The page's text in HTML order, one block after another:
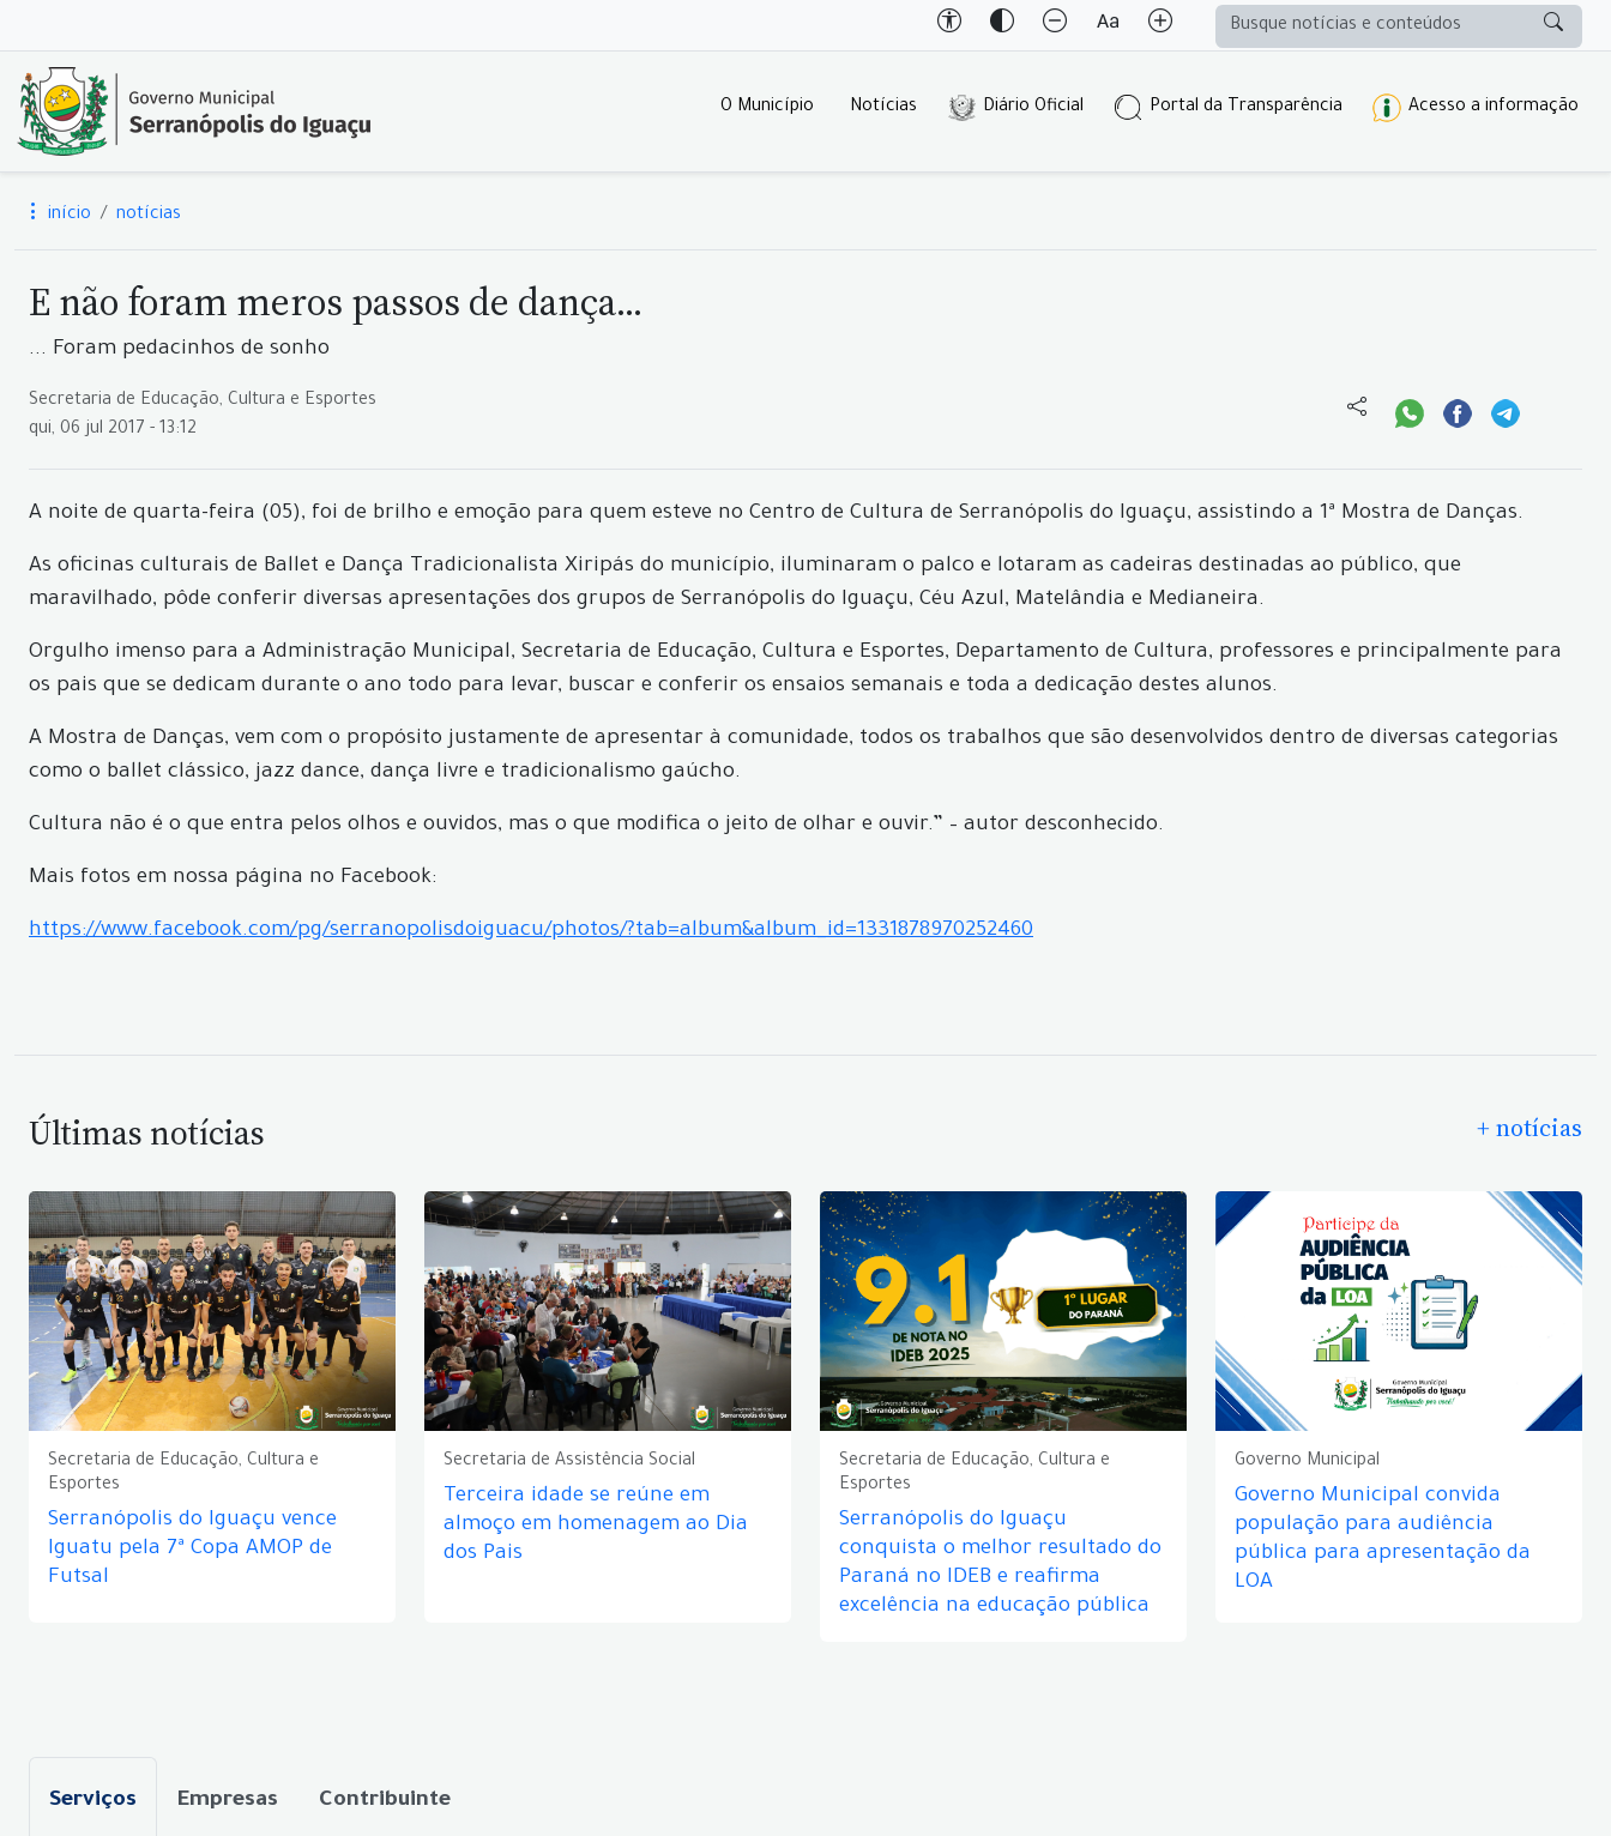
O Município Notícias Diário Oficial Portal da Transparência Acesso a informação
início notícias
E não foram meros passos de dança...
... Foram pedacinhos de sonho
Secretaria de Educação, Cultura e Esportes
qui, 06 jul 2017 - 13:12
A noite de quarta-feira (05), foi de brilho e emoção para quem esteve no Centro de Cultura de Serranópolis do Iguaçu, assistindo a 1ª Mostra de Danças.
As oficinas culturais de Ballet e Dança Tradicionalista Xiripás do município, iluminaram o palco e lotaram as cadeiras destinadas ao público, que
maravilhado, pôde conferir diversas apresentações dos grupos de Serranópolis do Iguaçu, Céu Azul, Matelândia e Medianeira.
Orgulho imenso para a Administração Municipal, Secretaria de Educação, Cultura e Esportes, Departamento de Cultura, professores e principalmente para
os pais que se dedicam durante o ano todo para levar, buscar e conferir os ensaios semanais e toda a dedicação destes alunos.
A Mostra de Danças, vem com o propósito justamente de apresentar à comunidade, todos os trabalhos que são desenvolvidos dentro de diversas categorias
como o ballet clássico, jazz dance, dança livre e tradicionalismo gaúcho.
Cultura não é o que entra pelos olhos e ouvidos, mas o que modifica o jeito de olhar e ouvir.” – autor desconhecido.
Mais fotos em nossa página no Facebook:
https://www.facebook.com/pg/serranopolisdoiguacu/photos/?tab=album&album_id=1331878970252460
Últimas notícias + notícias
Secretaria de Educação, Cultura e
Esportes
Serranópolis do Iguaçu vence
Iguatu pela 7ª Copa AMOP de
Futsal
Secretaria de Assistência Social
Terceira idade se reúne em
almoço em homenagem ao Dia
dos Pais
Secretaria de Educação, Cultura e
Esportes
Serranópolis do Iguaçu
conquista o melhor resultado do
Paraná no IDEB e reafirma
excelência na educação pública
Governo Municipal
Governo Municipal convida
população para audiência
pública para apresentação da
LOA
Serviços Empresas Contribuinte